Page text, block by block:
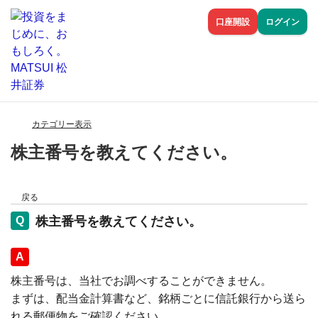
口座開設 ログイン
カテゴリー表示
株主番号を教えてください。
戻る
株主番号を教えてください。
回答
株主番号は、当社でお調べすることができません。
まずは、配当金計算書など、銘柄ごとに信託銀行から送ら